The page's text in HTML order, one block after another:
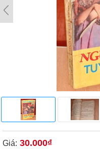
Giá: 30.000₫